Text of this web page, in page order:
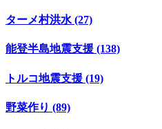
ターメ村洪水 (27)
能登半島地震支援 (138)
トルコ地震支援 (19)
野菜作り (89)